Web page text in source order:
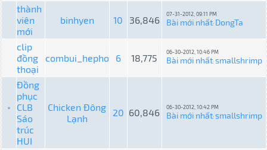
thành
viên
mới
binhyen 10 36,846
07-31-2012, 09:11 PM
Bài mới nhất: DongTa
clip
đồng
thoại
combui_hepho 6 18,775
06-30-2012, 10:46 PM
Bài mới nhất:smallshrimp
Đồng
phục
CLB
Sáo
trúc
HUI
Chicken Đông
Lạnh
20 60,846 06-30-2012, 10:42 PM
Bài mới nhất:smallshrimp